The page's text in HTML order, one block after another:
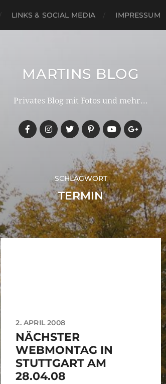
LINKS & SOCIAL MEDIA IMPRESSUM
MARTINS BLOG
Privates Blog mit Fotos und mehr...
SCHLAGWORT
TERMIN
2. APRIL 2008
NÄCHSTER
WEBMONTAG IN
STUTTGART AM
28.04.08